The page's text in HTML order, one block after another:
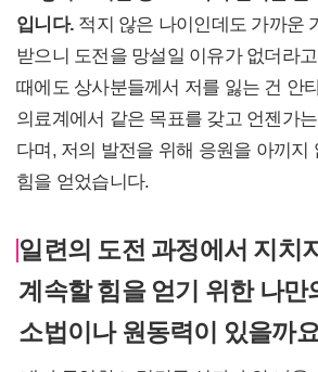
입니다. 적지 않은 나이인데도 가까운
받으니 도전을 망설일 이유가 없더라
때에도 상사분들께서 저를 잃는 건 안
의료계에서 같은 목표를 갖고 언젠가
다며, 저의 발전을 위해 응원을 아끼지
힘을 얻었습니다.
일련의 도전 과정에서 지치
계속할 힘을 얻기 위한 나만
소법이나 원동력이 있을까